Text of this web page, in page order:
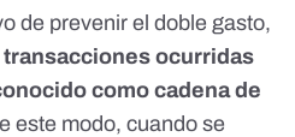
de prevenir el doble gasto,
ocurridas
como cadena de
este modo, cuando se